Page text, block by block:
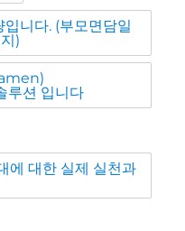
니다. (부모면담일
)
션 입니다
에 대한 실제 실천과